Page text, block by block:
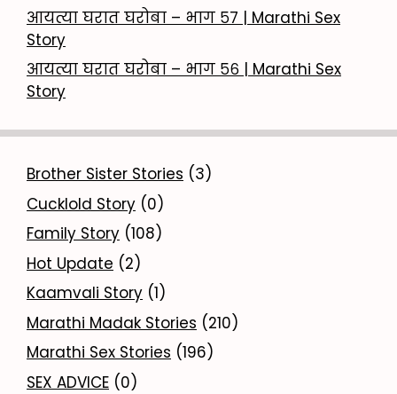
आयत्या घरात घरोबा – भाग ५७ | Marathi Sex
Story
आयत्या घरात घरोबा – भाग ५६ | Marathi Sex
Story
Brother Sister Stories (3)
Cucklold Story (0)
Family Story (108)
Hot Update (2)
Kaamvali Story (1)
Marathi Madak Stories (210)
Marathi Sex Stories (196)
SEX ADVICE (0)